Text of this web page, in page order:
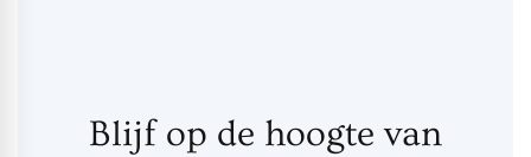
Blijf op de hoogte van